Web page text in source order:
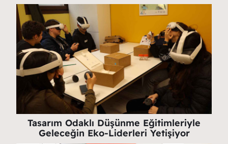
Tasarım Odaklı Düşünme Eğitimleriyle
Geleceğin Eko-Liderleri Yetişiyor